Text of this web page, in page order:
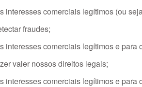
interesses comerciais legítimos (ou
fraudes;
interesses comerciais legítimos e
valer nossos direitos legais;
interesses comerciais legítimos e